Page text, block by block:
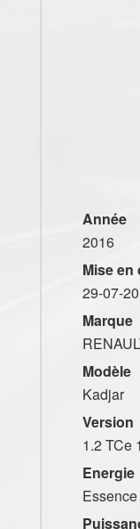
Année
2016
Mise
29-07-
Marque
Modèle
Kadjar
Version
1.2 TCe
Energie
Essence